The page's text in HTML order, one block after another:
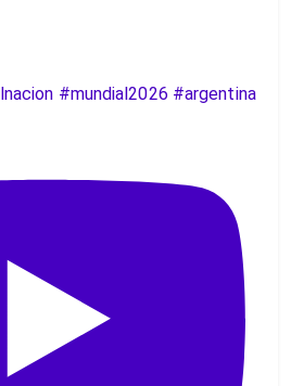
#mundial2026 #argentina